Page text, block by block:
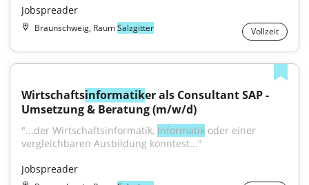
Jobspreader
Braunschweig, RaumSalzgitter Vollzeit
Wirtschaftsinformatiker als Consultant SAP -
Umsetzung & Beratung (m/w/d)
"...der Wirtschaftsinformatik, Informatik oder einer
vergleichbaren Ausbildung konntest..."
Jobspreader